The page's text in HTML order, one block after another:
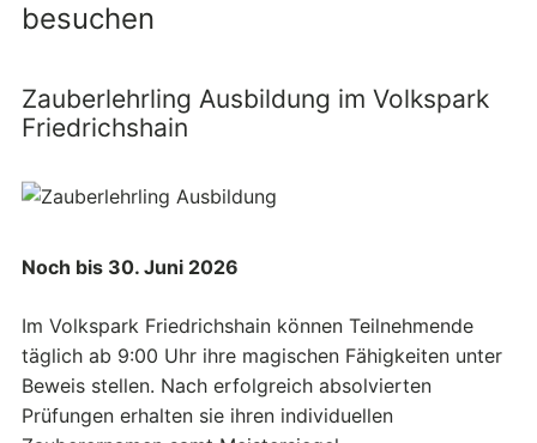
besuchen
Zauberlehrling Ausbildung im Volkspark
Friedrichshain
Noch bis 30. Juni 2026
Im Volkspark Friedrichshain können Teilnehmende
täglich ab 9:00 Uhr ihre magischen Fähigkeiten unter
Beweis stellen. Nach erfolgreich absolvierten
Prüfungen erhalten sie ihren individuellen